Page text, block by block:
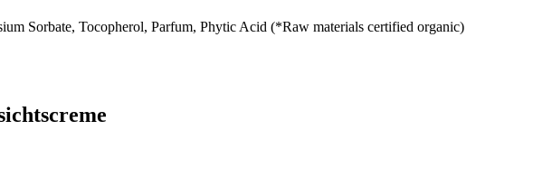
Sorbate, Tocopherol, Parfum, Phytic Acid (*Raw materials certified organic)